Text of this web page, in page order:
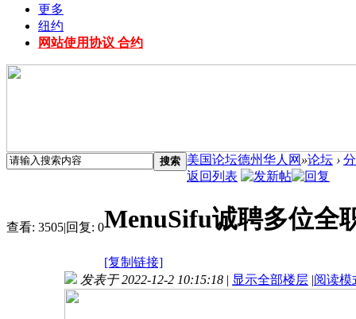
更多
纽约
网站使用协议 合约
搜索 美国论坛德州华人网 »论坛 ›
返回列表
查看: 3505|回复: 0MenuSifu诚聘多位全
[复制链接]
发表于 2022-12-2 10:15:18 | 显示全部楼层 |阅读模